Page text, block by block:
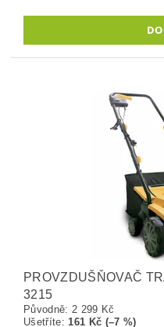
PROVZDUŠŇOVAČ
3215
Původně: 2 299 Kč
Ušetříte: 161 Kč (–7 %)